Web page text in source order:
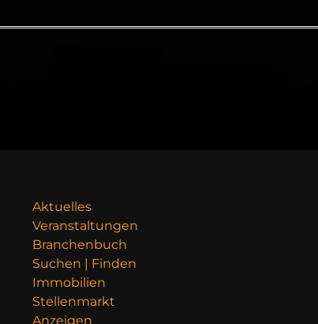
Aktuelles
Veranstaltungen
Branchenbuch
Suchen | Finden
Immobilien
Stellenmarkt
Anzeigen